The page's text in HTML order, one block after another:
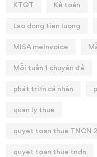
KTQT Kế toán
Lao dong tien luong
MISA meInvoice
Mỗi tuần 1 chuyên đề
phát triển cá nhân
quan ly thue
quyet toan thue TNCN
quyet toan thue tndn